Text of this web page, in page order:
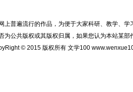
上普遍流行的作品，为便于大家科研、教学、
为公共版权或其版权归属，如果您认为本站某
© 2015 版权所有 文学100